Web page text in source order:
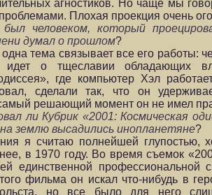
агностиков. Но чаще мы
Плохая проекция очень
человеком, который
думал о прошлом?
тема связывает все его работы:
идет о тщеславии обладающих
где компьютер Хэл
сделали так, что он
решающий момент он не имел
ли Кубрик «2001: Космическая
землю высадились инопланетяне?
я считаю полнейшей глупостью,
в 1970 году. Во время съемок
единственной профессиональной
фильма он искал что-нибудь в
но все было для него